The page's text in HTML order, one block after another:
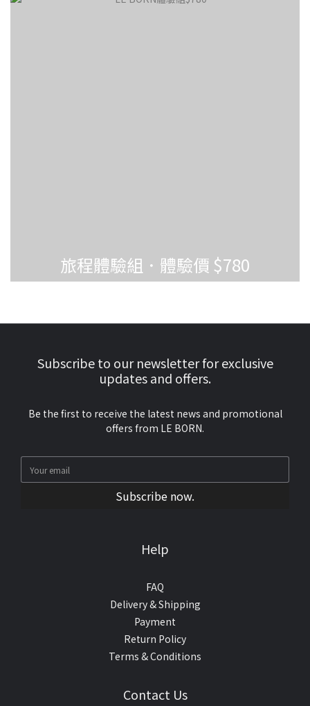
旅程體驗組．體驗價 $780
Subscribe to our newsletter for exclusive
updates and offers.
Be the first to receive the latest news and promotional
offers from LE BORN.
Subscribe now.
Help
FAQ
Delivery & Shipping
Payment
Return Policy
Terms & Conditions
Contact Us